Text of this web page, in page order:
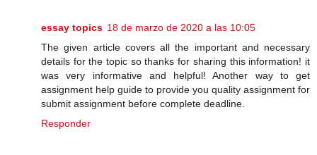
essay topics 18 de marzo de 2020 a las 10:05
The given article covers all the important and necessary
details for the topic so thanks for sharing this information! it
was very informative and helpful! Another way to get
assignment help guide to provide you quality assignment for
submit assignment before complete deadline.
Responder